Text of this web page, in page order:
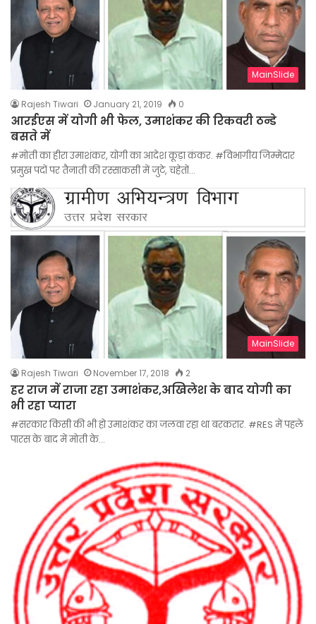
MainSlide
Rajesh Tiwari January 21, 2019 0
आरईएस में योगी भी फेल, उमाशंकर की रिकवरी ठन्डे
बसते में
#मोती का हीरा उमाशंकर, योगी का आदेश कूड़ा कंकर. #विभागीय जिम्मेदार
प्रमुख पदों पर तैनाती की रस्साकसी में जुटे, चहेतों…
MainSlide
Rajesh Tiwari November 17, 2018 2
हर राज में राजा रहा उमाशंकर,अखिलेश के बाद योगी का
भी रहा प्यारा
#सरकार किसी की भी हो उमाशंकर का जलवा रहा था बरकरार. #RES में पहले
पारस के बाद में मोती के…